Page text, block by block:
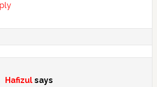
Hafizul says